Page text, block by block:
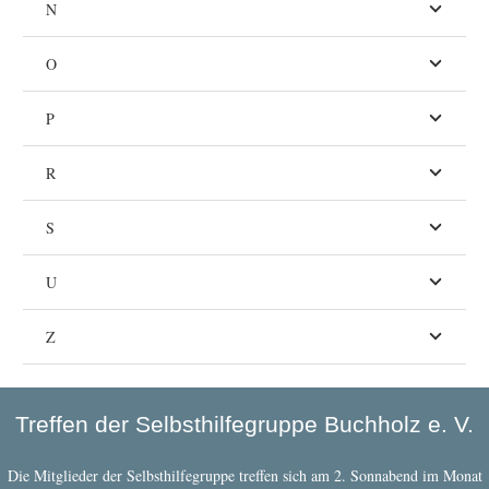
N
O
P
R
S
U
Z
Treffen der Selbsthilfegruppe Buchholz e. V.
Die Mitglieder der Selbsthilfegruppe treffen sich am 2. Sonnabend im Monat